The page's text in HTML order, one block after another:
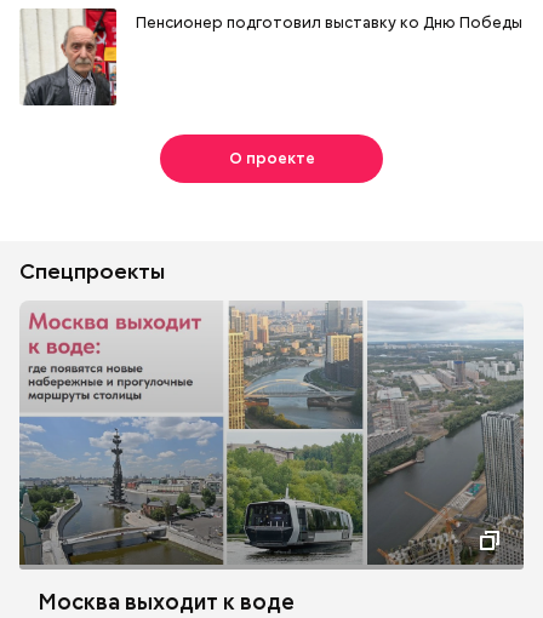
Пенсионер подготовил выставку ко Дню Победы
О проекте
Спецпроекты
Москва выходит к воде